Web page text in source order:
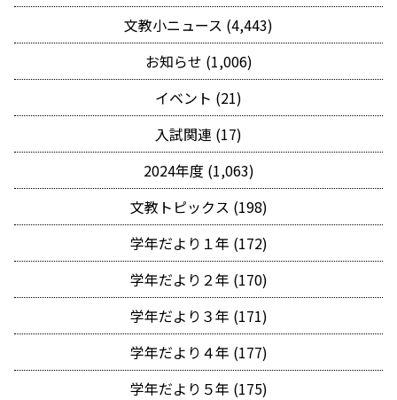
文教小ニュース (4,443)
お知らせ (1,006)
イベント (21)
入試関連 (17)
2024年度 (1,063)
文教トピックス (198)
学年だより１年 (172)
学年だより２年 (170)
学年だより３年 (171)
学年だより４年 (177)
学年だより５年 (175)